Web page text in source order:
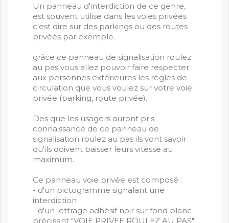
Un panneau d'interdiction de ce genre,
est souvent utilise dans les voies privées
c'est dire sur des parkings ou des routes
privées par exemple.
grâce ce panneau de signalisation roulez
au pas vous allez pouvoir faire respecter
aux personnes extérieures les règles de
circulation que vous voulez sur votre voie
privée (parking, route privée).
Des que les usagers auront pris
connaissance de ce panneau de
signalisation roulez au pas ils vont savoir
qu'ils doivent baisser leurs vitesse au
maximum.
Ce panneau voie privée est composé :
- d'un pictogramme signalant une
interdiction
- d'un lettrage adhésif noir sur fond blanc
précisant "VOIE PRIVEE ROULEZ AU PAS"